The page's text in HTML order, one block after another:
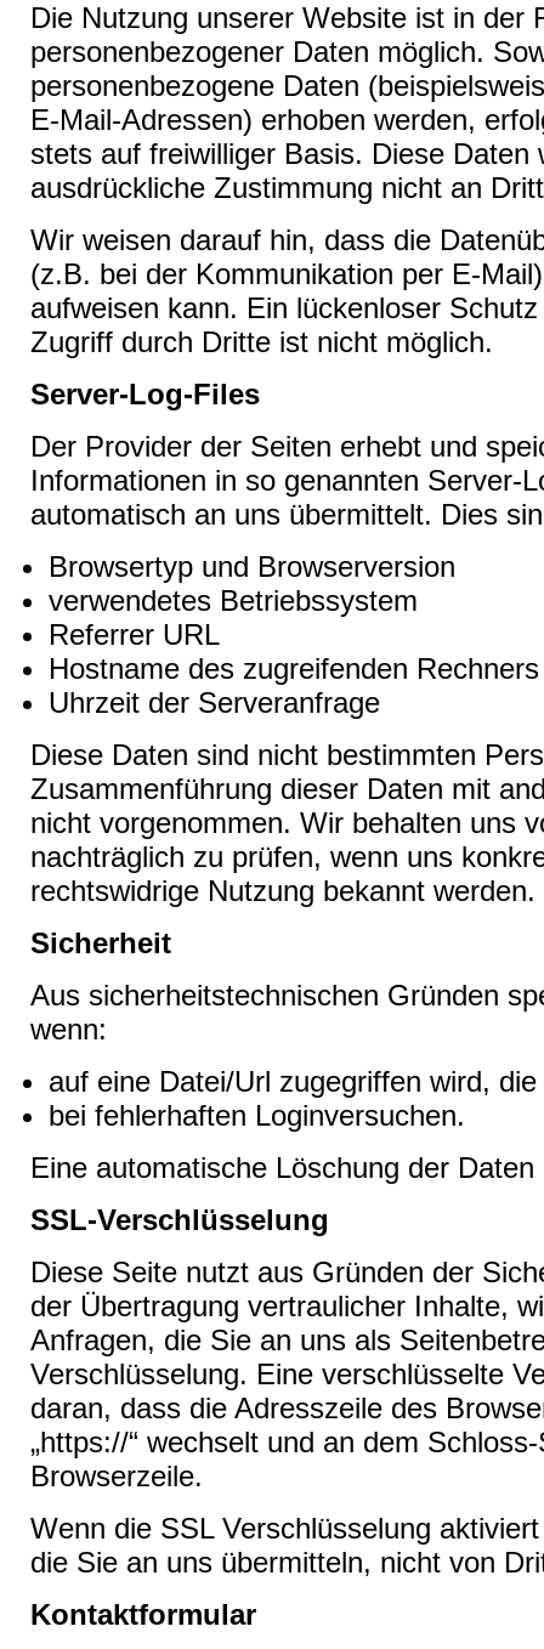
Die Nutzung unserer Website ist in der
personenbezogener Daten möglich.
personenbezogene Daten
E-Mail-Adressen) erhoben werden,
stets auf freiwilliger Basis. Diese Daten
ausdrückliche Zustimmung nicht an
Wir weisen darauf hin, dass die
(z.B. bei der Kommunikation per E-
aufweisen kann. Ein lückenloser
Zugriff durch Dritte ist nicht möglich.
Server-Log-Files
Der Provider der Seiten erhebt und
Informationen in so genannten Server-
automatisch an uns übermittelt. Dies
Browsertyp und Browserversion
verwendetes Betriebssystem
Referrer URL
Hostname des zugreifenden Rechners
Uhrzeit der Serveranfrage
Diese Daten sind nicht bestimmten
Zusammenführung dieser Daten mit
nicht vorgenommen. Wir behalten uns
nachträglich zu prüfen, wenn uns
rechtswidrige Nutzung bekannt werden.
Sicherheit
Aus sicherheitstechnischen Gründen
wenn:
auf eine Datei/Url zugegriffen wird,
bei fehlerhaften Loginversuchen.
Eine automatische Löschung der
SSL-Verschlüsselung
Diese Seite nutzt aus Gründen der
der Übertragung vertraulicher Inhalte,
Anfragen, die Sie an uns als
Verschlüsselung. Eine verschlüsselte
daran, dass die Adresszeile des
„https://“ wechselt und an dem
Browserzeile.
Wenn die SSL Verschlüsselung
die Sie an uns übermitteln, nicht von
Kontaktformular